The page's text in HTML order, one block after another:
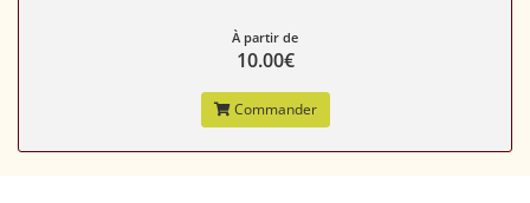
À partir de
10.00€
Commander